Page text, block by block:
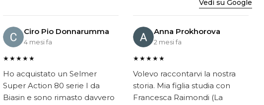
Vedi su Google
Ciro Pio Donnarumma
4 mesi fa
★★★★★
Ho acquistato un Selmer
Super Action 80 serie I da
Biasin e sono rimasto davvero
Anna Prokhorova
2 mesi fa
★★★★★
Volevo raccontarvi la nostra
storia. Mia figlia studia con
Francesca Raimondi (La